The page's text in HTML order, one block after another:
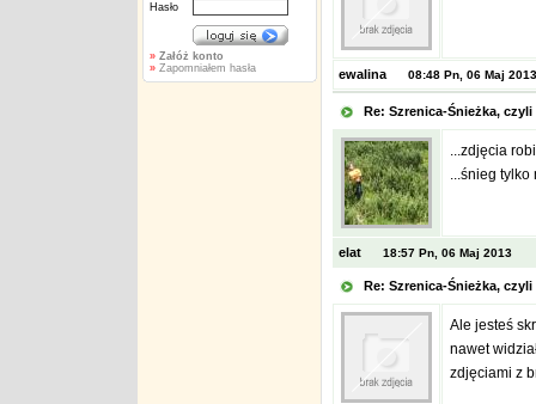
Hasło
» Załóż konto
»Zapomniałem hasła ewalina 08:48 Pn, 06 Maj 2013
Re: Szrenica-Śnieżka,
...zdjęcia
...śnieg tylko
elat 18:57 Pn, 06 Maj 2013
Re: Szrenica-Śnieżka,
Ale jesteś
nawet
zdjęciami z